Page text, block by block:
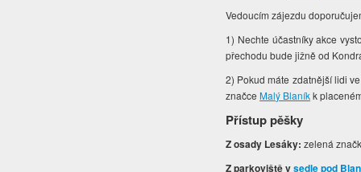
Vedoucím zájezdu
1) Nechte účastníky akce
přechodu bude jižně od
2) Pokud máte zdatnější lidi
značceMalý Blaníkk
Přístup pěšky
Z osady Lesáky: zelená
Z parkoviště vsedle pod